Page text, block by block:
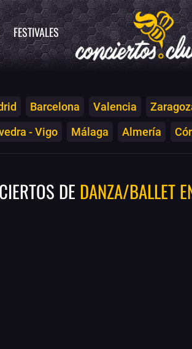
FESTIVALES
Barcelona Valencia
- Vigo Málaga Almería
DE DANZA/BALLET